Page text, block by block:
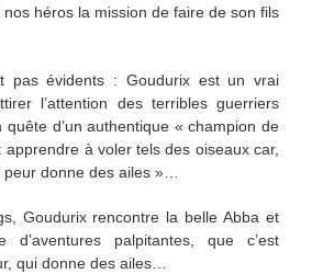
héros la mission de faire de son fils
pas évidents : Goudurix est un vrai
l’attention des terribles guerriers
quête d’un authentique « champion de
apprendre à voler tels des oiseaux car,
peur donne des ailes »…
Goudurix rencontre la belle Abba et
d’aventures palpitantes, que c’est
qui donne des ailes…